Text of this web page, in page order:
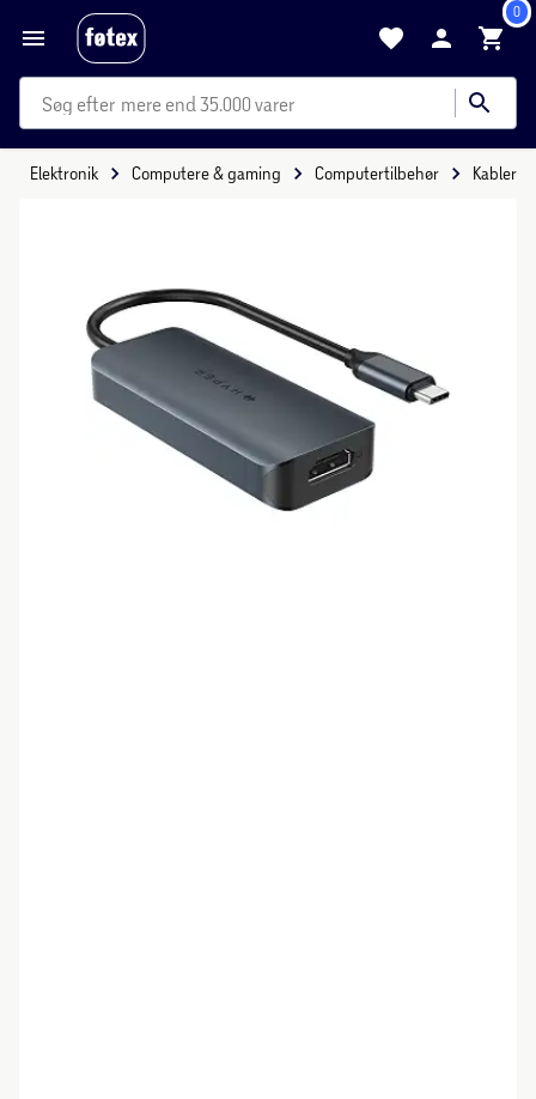
0
mere end 35.000 varer
Elektronik Computere & gaming Computertilbehør Kabler